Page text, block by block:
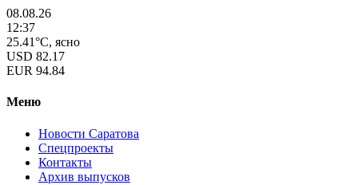
08.08.26
12:37
25.41°C, ясно
USD 82.17
EUR 94.84
Меню
Новости Саратова
Спецпроекты
Контакты
Архив выпусков